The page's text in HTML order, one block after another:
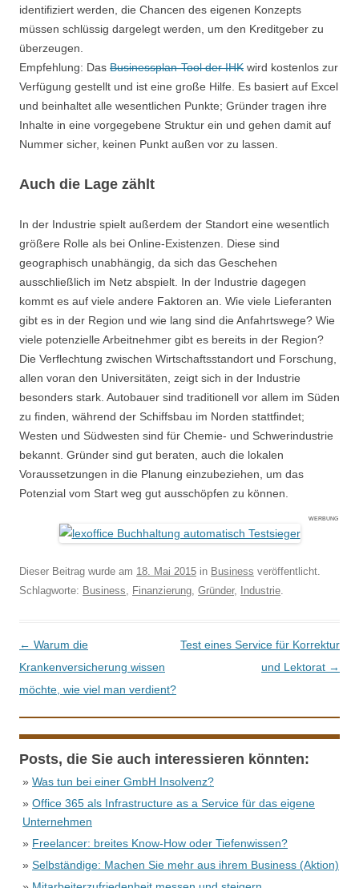
identifiziert werden, die Chancen des eigenen Konzepts
müssen schlüssig dargelegt werden, um den Kreditgeber zu
überzeugen.
Empfehlung: Das Businessplan-Tool der IHK wird kostenlos zur
Verfügung gestellt und ist eine große Hilfe. Es basiert auf Excel
und beinhaltet alle wesentlichen Punkte; Gründer tragen ihre
Inhalte in eine vorgegebene Struktur ein und gehen damit auf
Nummer sicher, keinen Punkt außen vor zu lassen.
Auch die Lage zählt
In der Industrie spielt außerdem der Standort eine wesentlich
größere Rolle als bei Online-Existenzen. Diese sind
geographisch unabhängig, da sich das Geschehen
ausschließlich im Netz abspielt. In der Industrie dagegen
kommt es auf viele andere Faktoren an. Wie viele Lieferanten
gibt es in der Region und wie lang sind die Anfahrtswege? Wie
viele potenzielle Arbeitnehmer gibt es bereits in der Region?
Die Verflechtung zwischen Wirtschaftsstandort und Forschung,
allen voran den Universitäten, zeigt sich in der Industrie
besonders stark. Autobauer sind traditionell vor allem im Süden
zu finden, während der Schiffsbau im Norden stattfindet;
Westen und Südwesten sind für Chemie- und Schwerindustrie
bekannt. Gründer sind gut beraten, auch die lokalen
Voraussetzungen in die Planung einzubeziehen, um das
Potenzial vom Start weg gut ausschöpfen zu können.
WERBUNG
Dieser Beitrag wurde am 18. Mai 2015 in Business veröffentlicht.
Schlagworte: Business, Finanzierung, Gründer, Industrie.
Beitrags-Navigation
← Warum die
Krankenversicherung wissen
möchte, wie viel man verdient?
Test eines Service für Korrektur
und Lektorat →
Posts, die Sie auch interessieren könnten:
» Was tun bei einer GmbH Insolvenz?
» Office 365 als Infrastructure as a Service für das eigene
Unternehmen
» Freelancer: breites Know-How oder Tiefenwissen?
» Selbständige: Machen Sie mehr aus ihrem Business (Aktion)